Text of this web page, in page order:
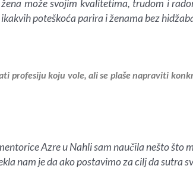
može svojim kvalitetima, trudom i
poteškoća parira i ženama bez
profesiju koju vole, ali se plaše napraviti
Azre u Nahli sam naučila nešto što
nam je da ako postavimo za cilj da sutra